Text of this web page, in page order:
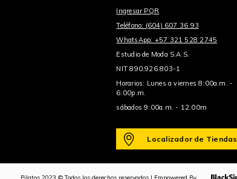
Ingresar PQR
Teléfono: (604) 607 36 93
WhatsApp: +57 321 528 2745
Estudio de Moda S.A.S.
NIT 890.926.803-1
Horarios: Lunes a viernes 8:00a.m. -
6:00p.m.
sábados 9:00a.m. - 12:00m
Localizador de Tiendas